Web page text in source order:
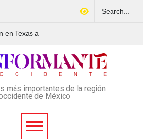
en Texas a
Ponzi con más de
de admisión: ¿Cuál
lugar y horario de la
protesta?
más importantes de la región
de México